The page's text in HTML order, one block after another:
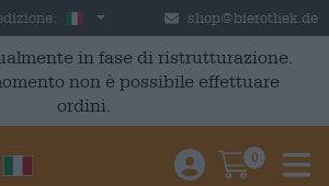
Italia shop@bierothek.de
in fase di ristrutturazione.
non è possibile effettuare
ordini.
Einloggen /
0